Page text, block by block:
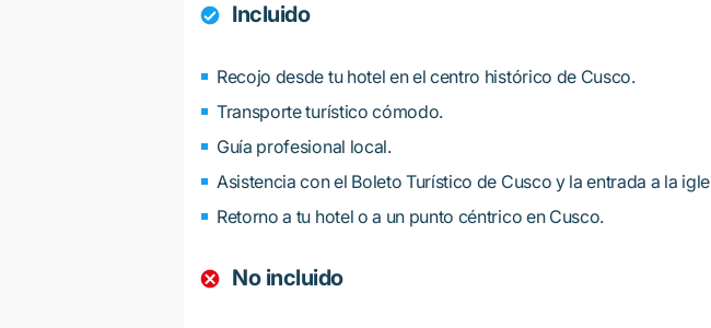
Incluido
Recojo desde tu hotel en el centro histórico de Cusco.
Transporte turístico cómodo.
Guía profesional local.
Asistencia con el Boleto Turístico de Cusco y la entrada a la
Retorno a tu hotel o a un punto céntrico en Cusco.
No incluido